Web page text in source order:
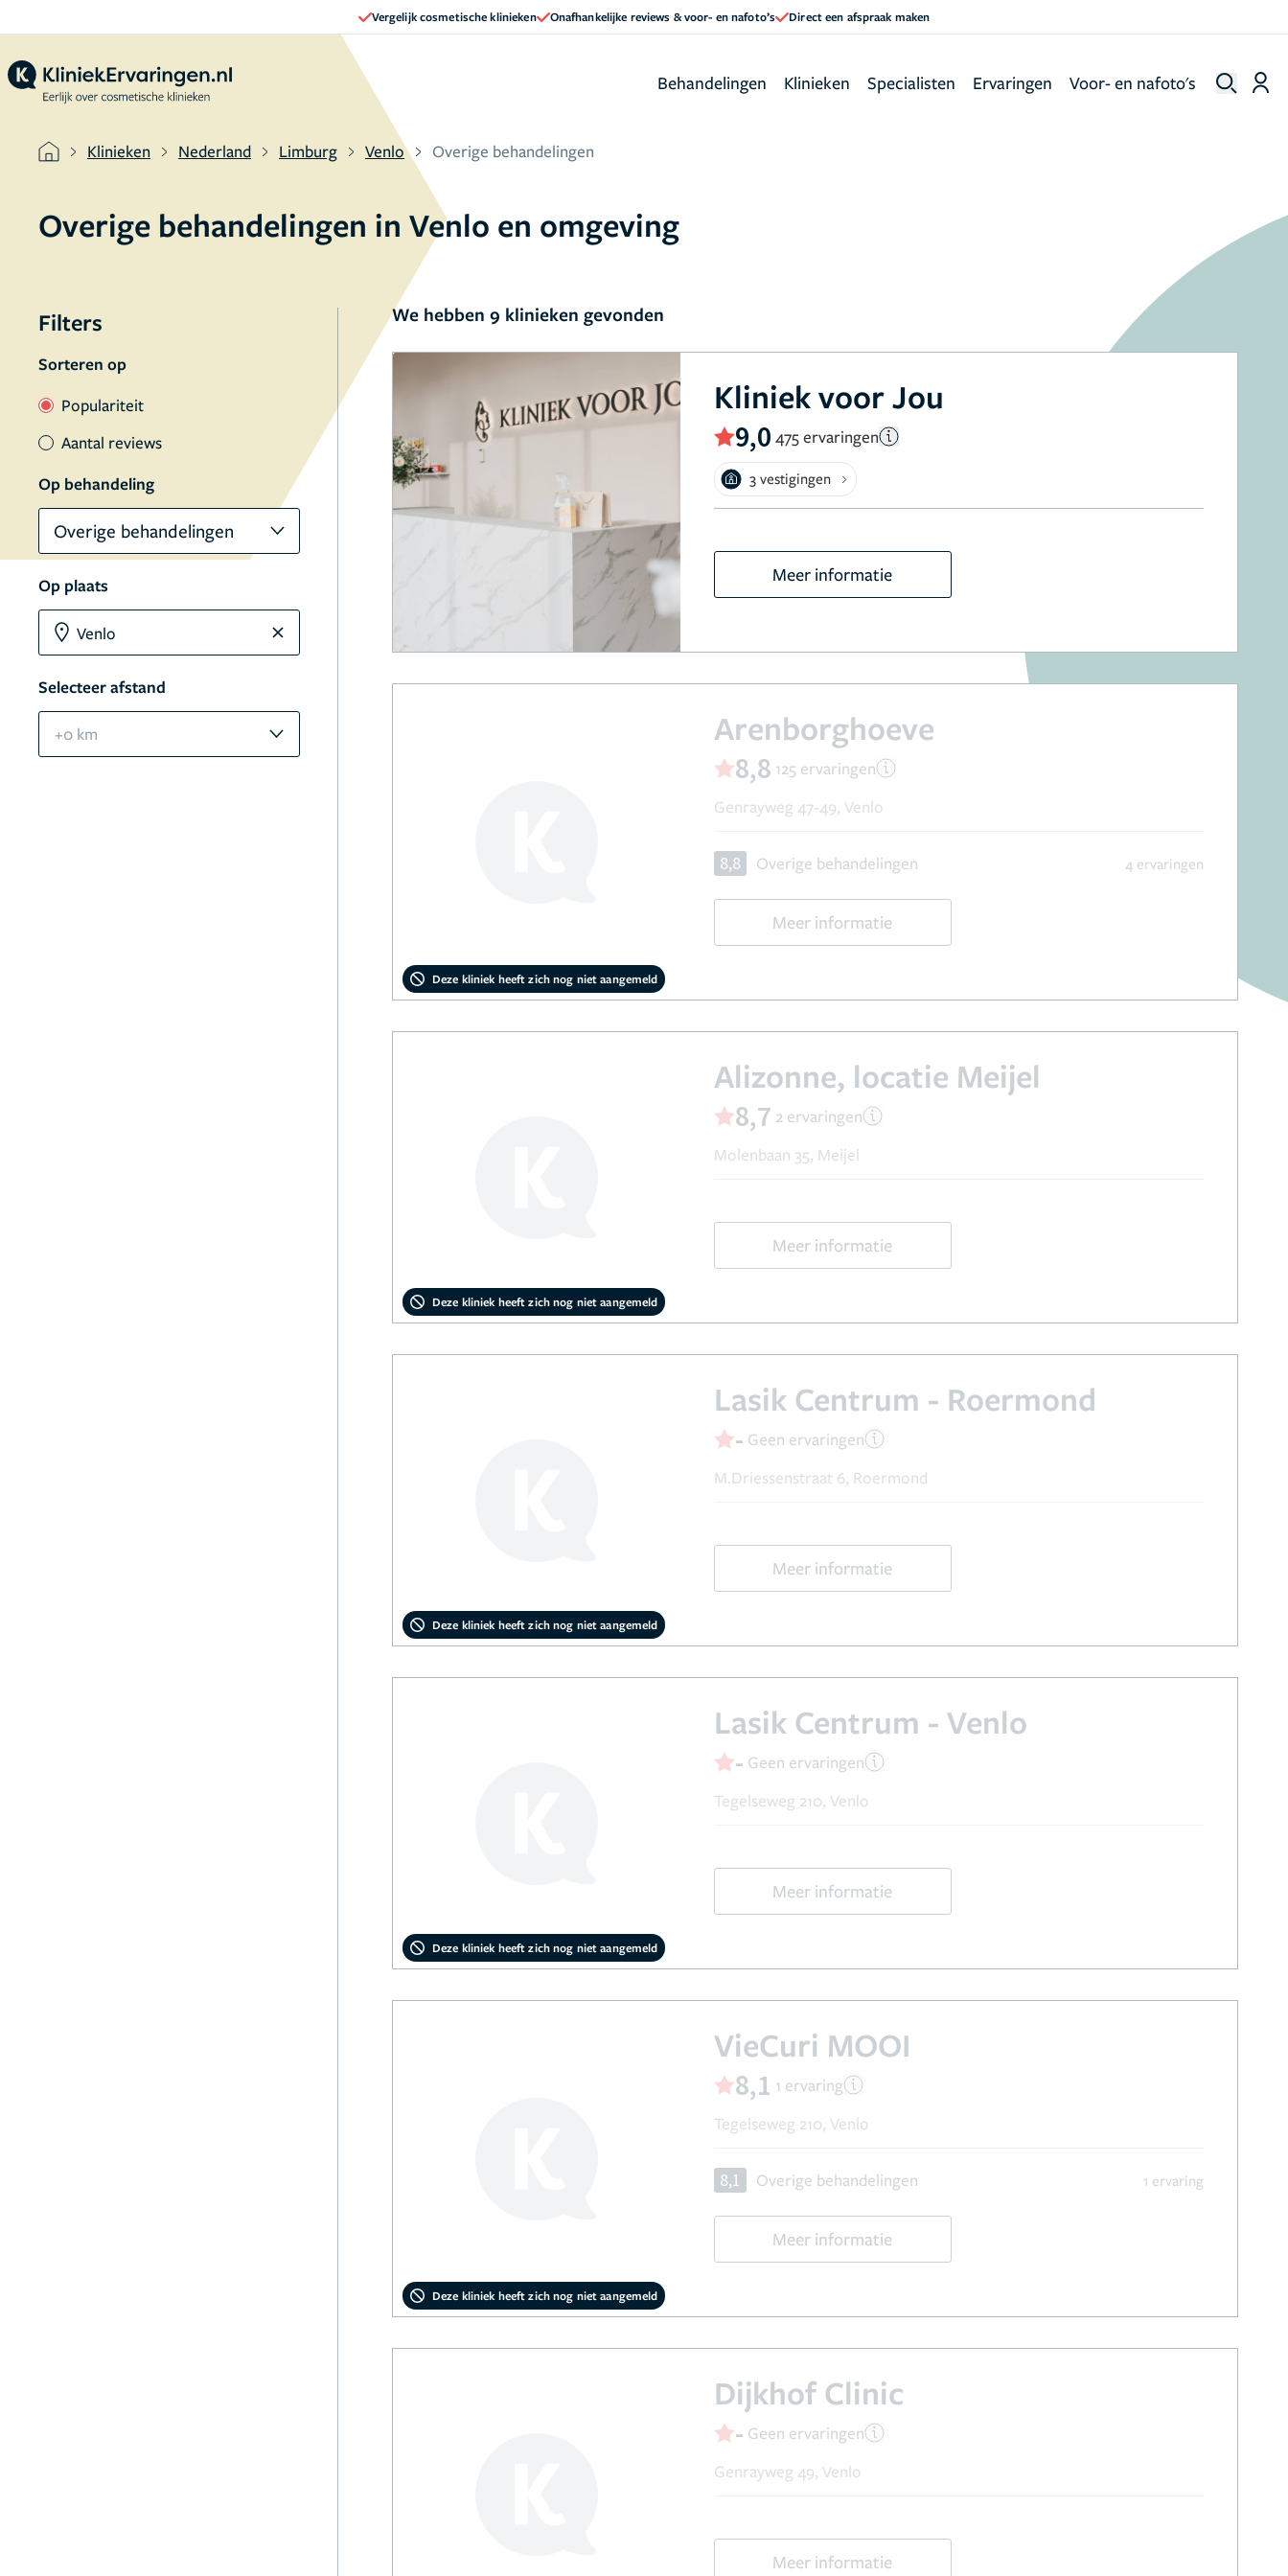
Vergelijk cosmetische klinieken Onafhankelijke reviews & voor- en nafoto’s Direct een afspraak maken
Behandelingen Klinieken Specialisten Ervaringen Voor- en nafoto's
Klinieken Nederland Limburg Venlo Overige behandelingen
Overige behandelingen in Venlo en omgeving
Filters
Sorteren op
Populariteit
Aantal reviews
Op behandeling
Overige behandelingen
Op plaats
Selecteer afstand
+0 km
We hebben 9 klinieken gevonden
Kliniek voor Jou
9,0 475 ervaringen
3 vestigingen
Meer informatie
Deze kliniek heeft zich nog niet aangemeld
Arenborghoeve
8,8 125 ervaringen
Genrayweg 47-49, Venlo
8,8 Overige behandelingen 4 ervaringen
Meer informatie
Deze kliniek heeft zich nog niet aangemeld
Alizonne, locatie Meijel
8,7 2 ervaringen
Molenbaan 35, Meijel
Meer informatie
Deze kliniek heeft zich nog niet aangemeld
Lasik Centrum - Roermond
- Geen ervaringen
M.Driessenstraat 6, Roermond
Meer informatie
Deze kliniek heeft zich nog niet aangemeld
Lasik Centrum - Venlo
- Geen ervaringen
Tegelseweg 210, Venlo
Meer informatie
Deze kliniek heeft zich nog niet aangemeld
VieCuri MOOI
8,1 1 ervaring
Tegelseweg 210, Venlo
8,1 Overige behandelingen 1 ervaring
Meer informatie
Dijkhof Clinic
- Geen ervaringen
Genrayweg 49, Venlo
Meer informatie